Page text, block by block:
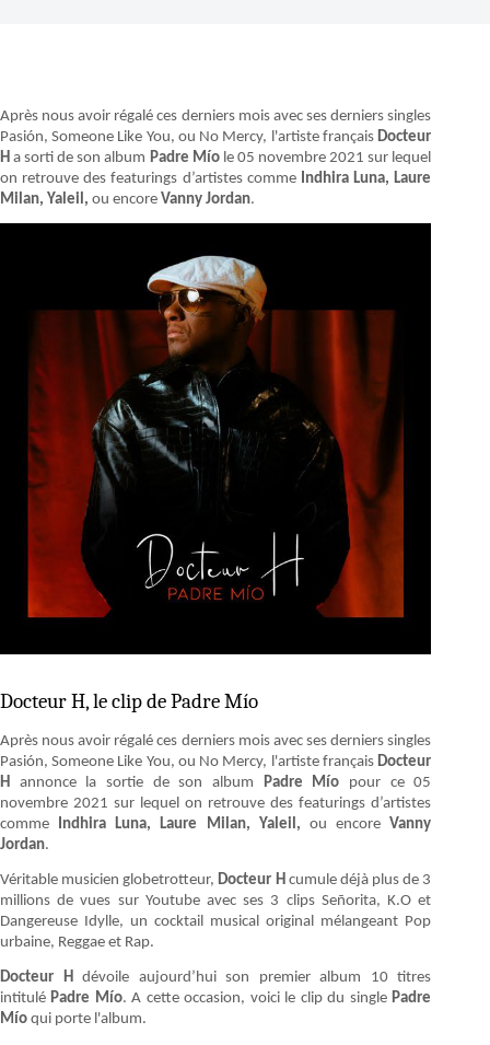
Après nous avoir régalé ces derniers mois avec ses derniers singles
Pasión, Someone Like You, ou No Mercy, l'artiste françaisDocteur
H a sorti de son album Padre Mío le 05 novembre 2021 sur lequel
on retrouve des featurings d’artistes commeIndhira Luna, Laure
Milan, Yaleil, ou encore Vanny Jordan.
Docteur H, le clip de Padre Mío
Après nous avoir régalé ces derniers mois avec ses derniers singles
Pasión, Someone Like You, ou No Mercy, l'artiste françaisDocteur
H annonce la sortie de son album Padre Mío pour ce 05
novembre 2021 sur lequel on retrouve des featurings d’artistes
comme Indhira Luna, Laure Milan, Yaleil, ou encore Vanny
Jordan.
Véritable musicien globetrotteur,Docteur Hcumule déjà plus de 3
millions de vues sur Youtube avec ses 3 clips Señorita, K.O et
Dangereuse Idylle, un cocktail musical original mélangeant Pop
urbaine, Reggae et Rap.
Docteur Hdévoile aujourd’hui son premier album 10 titres
intitulé Padre Mío. A cette occasion, voici le clip du singlePadre
Mío qui porte l'album.